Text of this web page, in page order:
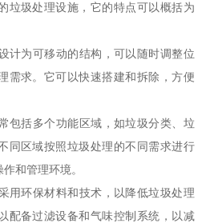
垃圾处理设施，它的特点可以概括为
计为可移动的结构，可以随时调整位
需求。它可以快速搭建和拆除，方便
包括多个功能区域，如垃圾分类、垃
同区域按照垃圾处理的不同需求进行
和管理环境。
用环保材料和技术，以降低垃圾处理
配备过滤设备和气味控制系统，以减